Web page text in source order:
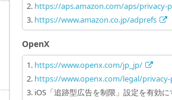
https://aps.amazon.com/aps/privacy-
https://www.amazon.co.jp/adprefs
OpenX
https://www.openx.com/jp_jp/
https://www.openx.com/legal/
iOS「追跡型広告を制限」設定を有効